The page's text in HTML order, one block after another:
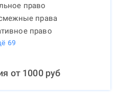
право
права
право
69
от 1000руб